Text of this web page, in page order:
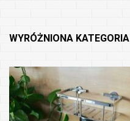
WYRÓŻNIONA KATEGORIA